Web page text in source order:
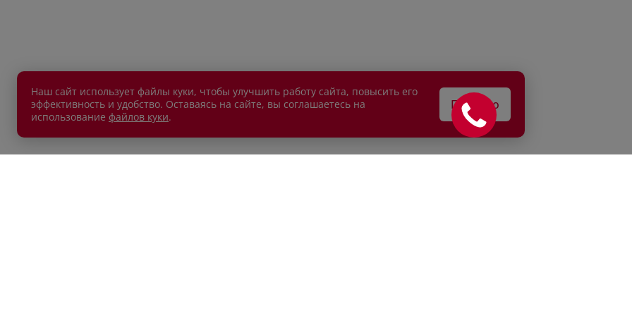
Наш сайт использует файлы куки, чтобы улучшить работу сайта, повысить его
эффективность и удобство. Оставаясь на сайте, вы соглашаетесь на
использование файлов куки.
Понятно